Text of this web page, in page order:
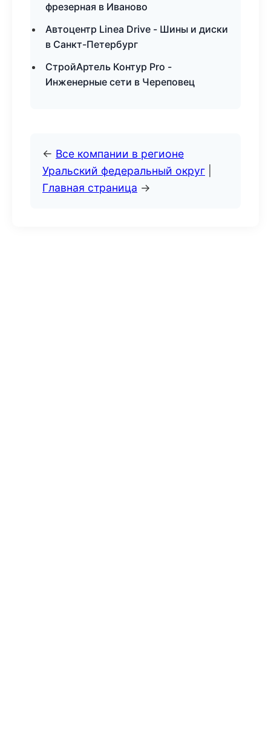
фрезерная в Иваново
Автоцентр Linea Drive - Шины и диски
в Санкт-Петербург
СтройАртель Контур Pro -
Инженерные сети в Череповец
← Все компании в регионе
Уральский федеральный округ
Главная страница →